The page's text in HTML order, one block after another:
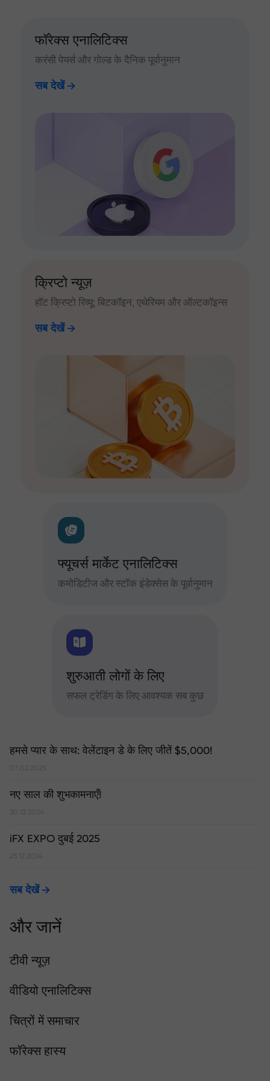
फॉरेक्स एनालिटिक्स
करंसी पेयर्स और गोल्ड के दैनिक पूर्वानुमान
सब देखें
क्रिप्टो न्यूज़
हॉट क्रिप्टो रिव्यू: बिटकॉइन, एथेरियम और ऑल्टकॉइन्स
सब देखें
फ्यूचर्स मार्केट एनालिटिक्स
कमोडिटीज और स्टॉक इंडेक्सेस के पूर्वानुमान
शुरुआती लोगों के लिए
सफल ट्रेडिंग के लिए आवश्यक सब कुछ
हमसे प्यार के साथ: वेलेंटाइन डे के लिए जीतें $5,000!
नए साल की शुभकामनाएँ!
30.12.2024
iFX EXPO दुबई 2025
25.12.2024
सब देखें
और जानें
टीवी न्यूज़
वीडियो एनालिटिक्स
चित्रों में समाचार
फॉरेक्स हास्य